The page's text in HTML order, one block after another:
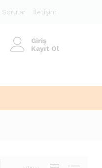
Sorular İletişim
Giriş
Kayıt Ol